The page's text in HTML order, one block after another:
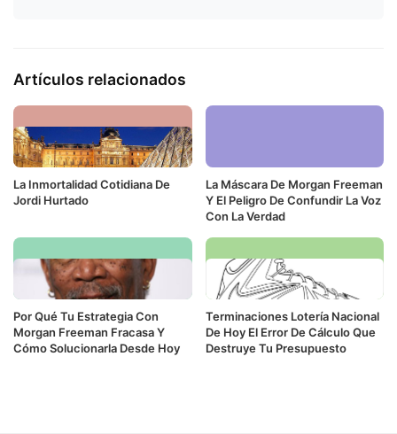
Artículos relacionados
La Inmortalidad Cotidiana De
Jordi Hurtado
La Máscara De Morgan Freeman
Y El Peligro De Confundir La Voz
Con La Verdad
Por Qué Tu Estrategia Con
Morgan Freeman Fracasa Y
Cómo Solucionarla Desde Hoy
Terminaciones Lotería Nacional
De Hoy El Error De Cálculo Que
Destruye Tu Presupuesto